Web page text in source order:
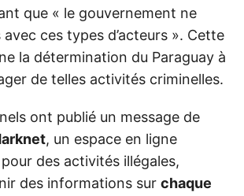
que « le gouvernement ne
ces types d’acteurs ». Cette
la détermination du Paraguay à
de telles activités criminelles.
ont publié un message de
, un espace en ligne
des activités illégales,
des informations sur chaque